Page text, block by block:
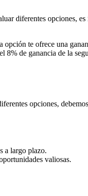
diferentes opciones,
te ofrece una
8% de ganancia de la
opciones,
a largo plazo.
valiosas.